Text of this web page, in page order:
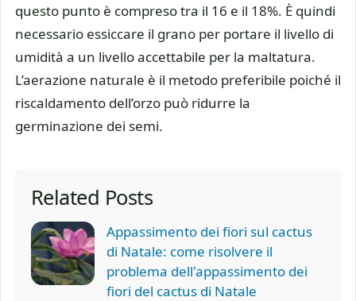
questo punto è compreso tra il 16 e il 18%. È quindi
necessario essiccare il grano per portare il livello di
umidità a un livello accettabile per la maltatura.
L’aerazione naturale è il metodo preferibile poiché il
riscaldamento dell’orzo può ridurre la
germinazione dei semi.
Related Posts
Appassimento dei fiori sul cactus
di Natale: come risolvere il
problema dell'appassimento dei
fiori del cactus di Natale